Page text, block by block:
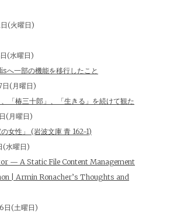
(火曜日)
(水曜日)
へ一部の機能を移行したこと
日(月曜日)
「椿三十郎」、「生きる」を続けて観た
(月曜日)
女性」 (岩波文庫 青 162-1)
(水曜日)
— A Static File Content Management
| Armin Ronacher’s Thoughts and
日(土曜日)